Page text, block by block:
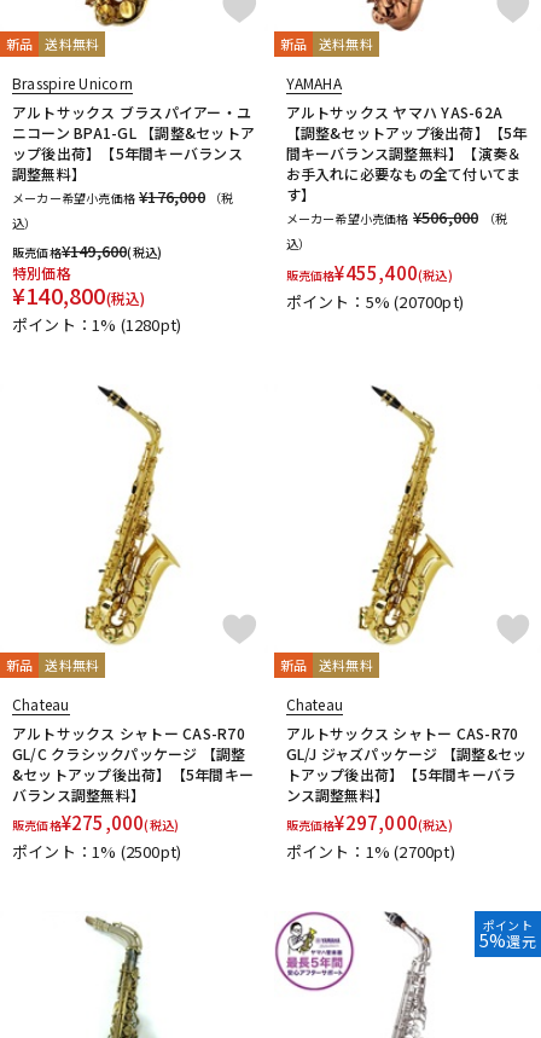
新品 送料無料
Brasspire Unicorn
アルトサックス ブラスパイアー・ユ
ニコーン BPA1-GL 【調整&セットア
ップ後出荷】【5年間キーバランス
調整無料】
メーカー希望小売価格 ¥176,000
（税
込）
販売価格¥149,600(税込)
特別価格
¥140,800(税込)
ポイント：1% (1280pt)
新品 送料無料
YAMAHA
アルトサックス ヤマハ YAS-62A
【調整&セットアップ後出荷】【5年
間キーバランス調整無料】【演奏＆
お手入れに必要なもの全て付いてま
す】
メーカー希望小売価格 ¥506,000
（税
込）
販売価格¥455,400(税込)
ポイント：5%(20700pt)
新品 送料無料
Chateau
アルトサックス シャトー CAS-R70
GL/C クラシックパッケージ 【調整
&セットアップ後出荷】【5年間キー
バランス調整無料】
販売価格¥275,000(税込)
ポイント：1% (2500pt)
新品 送料無料
Chateau
アルトサックス シャトー CAS-R70
GL/J ジャズパッケージ 【調整&セッ
トアップ後出荷】【5年間キーバラ
ンス調整無料】
販売価格¥297,000(税込)
ポイント：1%(2700pt)
ポイント
5%還元